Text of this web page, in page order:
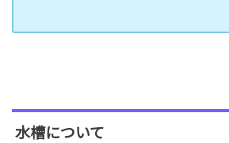
水槽について